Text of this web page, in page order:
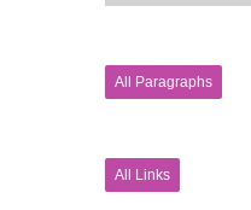
All Paragraphs
All Links